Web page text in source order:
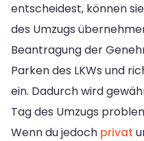
entscheidest, können
des Umzugs
Beantragung der
Parken des LKWs und
ein. Dadurch wird
Tag des Umzugs
Wenn du jedoch privat